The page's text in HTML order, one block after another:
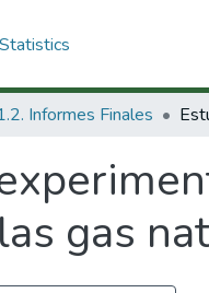
Statistics
Informes Finales
gas